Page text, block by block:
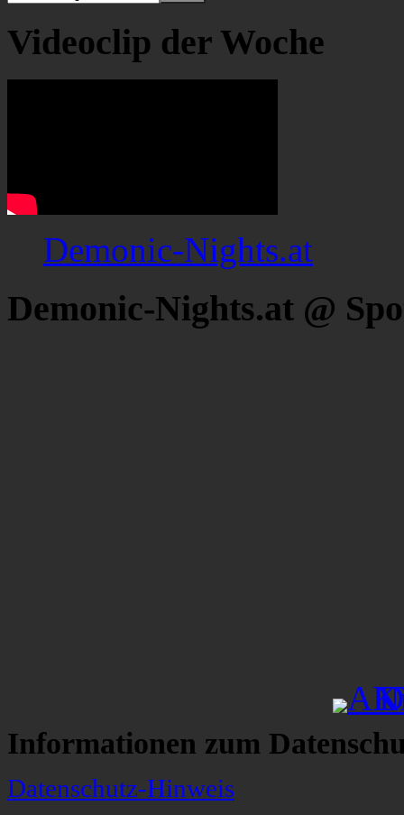
Videoclip der Woche
Demonic-Nights.at
Demonic-Nights.at @
Informationen zum
Datenschutz-Hinweis